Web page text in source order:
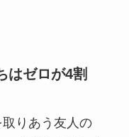
はゼロが4割
りあう友人の